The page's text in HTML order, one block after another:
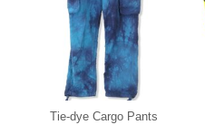
Tie-dye Cargo Pants